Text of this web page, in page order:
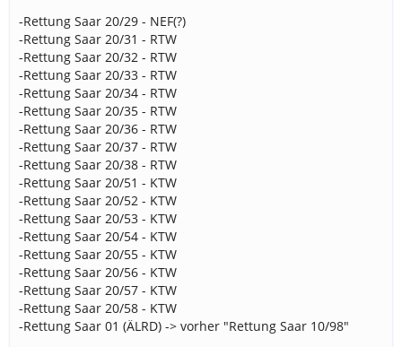
-Rettung Saar 20/29 - NEF(?)
-Rettung Saar 20/31 - RTW
-Rettung Saar 20/32 - RTW
-Rettung Saar 20/33 - RTW
-Rettung Saar 20/34 - RTW
-Rettung Saar 20/35 - RTW
-Rettung Saar 20/36 - RTW
-Rettung Saar 20/37 - RTW
-Rettung Saar 20/38 - RTW
-Rettung Saar 20/51 - KTW
-Rettung Saar 20/52 - KTW
-Rettung Saar 20/53 - KTW
-Rettung Saar 20/54 - KTW
-Rettung Saar 20/55 - KTW
-Rettung Saar 20/56 - KTW
-Rettung Saar 20/57 - KTW
-Rettung Saar 20/58 - KTW
-Rettung Saar 01 (ÄLRD) -> vorher "Rettung Saar 10/98"